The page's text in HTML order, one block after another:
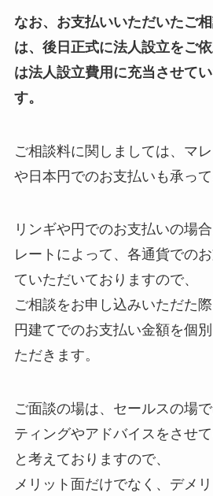
なお、お支払いいただいたご
は、後日正式に法人設立をご
は法人設立費用に充当させて
す。
ご相談料に関しましては、マ
や日本円でのお支払いも承って
リンギや円でのお支払いの場
レートによって、各通貨での
ていただいておりますので、
ご相談をお申し込みいただた
円建てでのお支払い金額を個
ただきます。
ご面談の場は、セールスの場
ティングやアドバイスをさせ
と考えておりますので、
メリット面だけでなく、デメ